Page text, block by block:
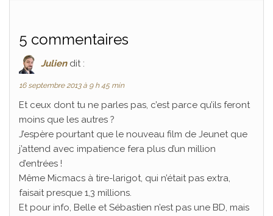
5 commentaires
Julien dit :
16 septembre 2013 à 9 h 45 min
Et ceux dont tu ne parles pas, c’est parce qu’ils feront
moins que les autres ?
J’espère pourtant que le nouveau film de Jeunet que
j’attend avec impatience fera plus d’un million
d’entrées !
Même Micmacs à tire-larigot, qui n’était pas extra,
faisait presque 1,3 millions.
Et pour info, Belle et Sébastien n’est pas une BD, mais